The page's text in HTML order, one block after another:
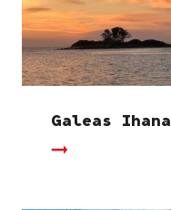
Galeas Ihana